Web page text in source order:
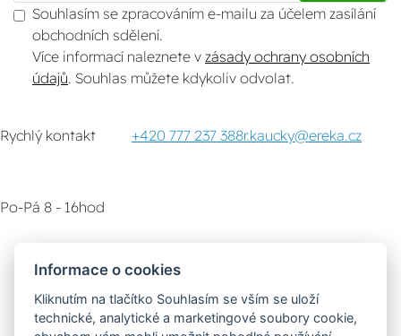
Souhlasím se zpracováním e-mailu za účelem zasílání
obchodních sdělení.
Více informací naleznete v zásady ochrany osobních
údajů . Souhlas můžete kdykoliv odvolat.
Rychlý kontakt +420 777 237 388r.kaucky@ereka.cz
Po-Pá 8 - 16hod
Poradna
Informace o cookies
Kliknutím na tlačítko Souhlasím se vším se uloží
technické, analytické a marketingové soubory cookie,